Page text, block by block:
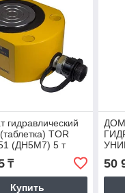
гидравлический
TOR
(ДН5М7) 5 т
₸
Купить
50